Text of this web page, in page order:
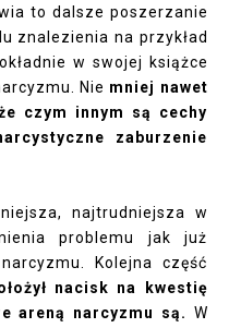
to dalsze poszerzanie
znalezienia na przykład
w swojej książce
Nie mniej nawet
czym innym są cechy
zaburzenie
najtrudniejsza w
problemu jak już
Kolejna część
nacisk na kwestię
areną narcyzmu są. W